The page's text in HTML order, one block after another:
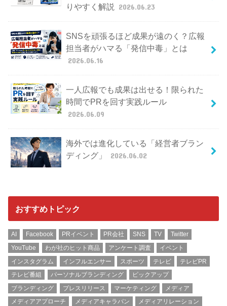
りやすく解説
2026.06.23
SNSを頑張るほど成果が遠のく？広報
担当者がハマる「発信中毒」とは
2026.06.16
一人広報でも成果は出せる！限られた
時間でPRを回す実践ルール
2026.06.09
海外では進化している「経営者ブラン
ディング」
2026.06.02
おすすめトピック
AI Facebook PRイベント PR会社 SNS TV
Twitter
YouTube
わが社のヒット商品 アンケート調査
イベント
インスタグラム
インフルエンサー スポーツ テレビ
テレビPR
テレビ番組
パーソナルブランディング
ピックアップ
ブランディング
プレスリリース マーケティング
メディア
メディアアプローチ
メディアキャラバン
メディアリレーション